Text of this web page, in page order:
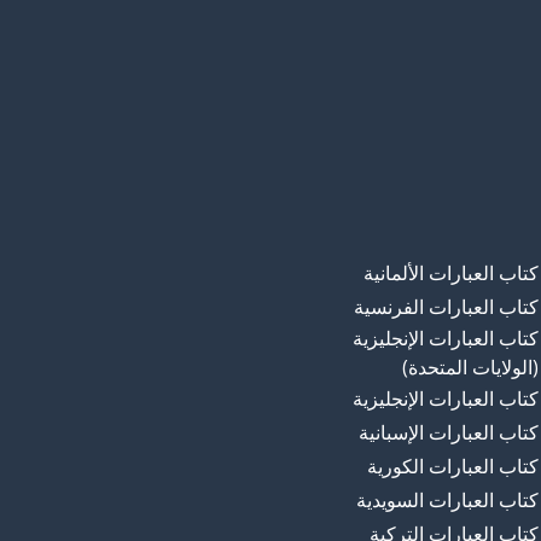
كتاب العبارات الألمانية
كتاب العبارات الفرنسية
كتاب العبارات الإنجليزية
(الولايات المتحدة)
كتاب العبارات الإنجليزية
كتاب العبارات الإسبانية
كتاب العبارات الكورية
كتاب العبارات السويدية
كتاب العبارات التركية